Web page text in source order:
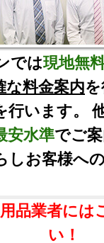
では現地無
な料金案内
行います。
安水準でご
しお客様へ
品業者には
い！